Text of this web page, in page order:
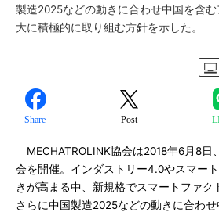
製造2025などの動きに合わせ中国を含
大に積極的に取り組む方針を示した。
Share Post
MECHATROLINK協会は2018年6月8日
会を開催。インダストリー4.0やスマー
きが高まる中、新規格でスマートファク
さらに中国製造2025などの動きに合わ